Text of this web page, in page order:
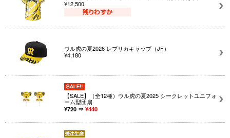
¥12,500
ウル虎の夏2026 レプリカキャップ（JF）
¥4,180
【SALE】（全12種）ウル虎の夏2025 シークレットユニフォ
ーム型団扇
¥720 ⇒ ¥440